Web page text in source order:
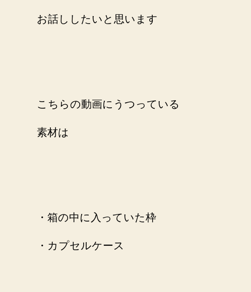
お話ししたいと思います
こちらの動画にうつっている
素材は
・箱の中に入っていた枠
・カプセルケース